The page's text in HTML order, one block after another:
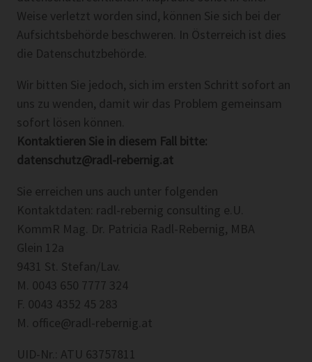
Weise verletzt worden sind, können Sie sich bei der
Aufsichtsbehörde beschweren. In Österreich ist dies
die Datenschutzbehörde.
Wir bitten Sie jedoch, sich im ersten Schritt sofort an
uns zu wenden, damit wir das Problem gemeinsam
sofort lösen können.
Kontaktieren Sie in diesem Fall bitte:
datenschutz@radl-rebernig.at
Sie erreichen uns auch unter folgenden
Kontaktdaten: radl-rebernig consulting e.U.
KommR Mag. Dr. Patricia Radl-Rebernig, MBA
Glein 12a
9431 St. Stefan/Lav.
M. 0043 650 7777 324
F. 0043 4352 45 283
M. office@radl-rebernig.at
UID-Nr.: ATU 63757811